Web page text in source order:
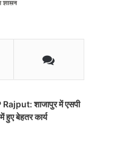
शाजापुर में एसपी
हुए बेहतर कार्य